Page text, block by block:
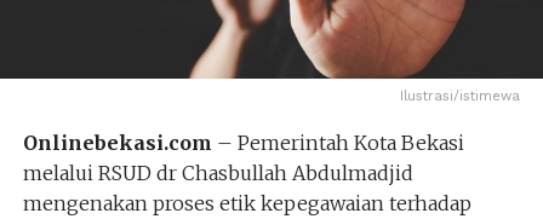
Ilustrasi/istimewa
Onlinebekasi.com – Pemerintah Kota Bekasi
melalui RSUD dr Chasbullah Abdulmadjid
mengenakan proses etik kepegawaian terhadap